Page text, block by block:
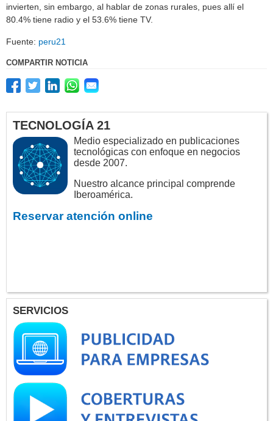
invierten, sin embargo, al hablar de zonas rurales, pues allí el
80.4% tiene radio y el 53.6% tiene TV.
Fuente: peru21
COMPARTIR NOTICIA
TECNOLOGÍA 21
Medio especializado en publicaciones
tecnológicas con enfoque en negocios
desde 2007.
Nuestro alcance principal comprende
Iberoamérica.
Reservar atención online
SERVICIOS